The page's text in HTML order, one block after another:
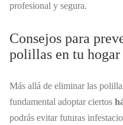
profesional y segura.
Consejos para
polillas en tu hogar
Más allá de eliminar las
fundamental adoptar ciertos
podrás evitar futuras